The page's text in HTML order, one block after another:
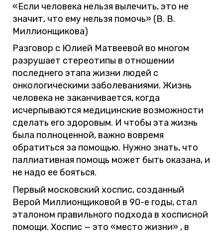
«Если человека нельзя вылечить, это не
значит, что ему нельзя помочь» (В. В.
Миллионщикова)
Разговор с Юлией Матвеевой во многом
разрушает стереотипы в отношении
последнего этапа жизни людей с
онкологическими заболеваниями. Жизнь
человека не заканчивается, когда
исчерпываются медицинские возможности
сделать его здоровым. И чтобы эта жизнь
была полноценной, важно вовремя
обратиться за помощью. Нужно знать, что
паллиативная помощь может быть оказана, и
не надо ее бояться.
Первый московский хоспис, созданный
Верой Миллионщиковой в 90-е годы, стал
эталоном правильного подхода в хосписной
помощи. Хоспис — это «место жизни» , в